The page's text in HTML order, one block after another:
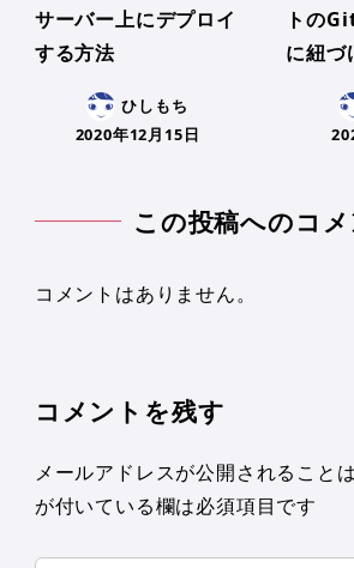
サーバー上にデプロイ
する方法
ひしもち
2020年12月15日
トの
に紐
この投稿へのコメ
コメントはありません。
コメントを残す
メールアドレスが公開されること
が付いている欄は必須項目です